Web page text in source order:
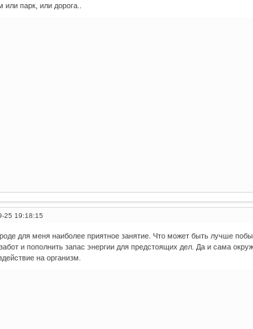
или парк, или дорога..
25 19:18:15
для меня наиболее приятное занятие. Что может быть лучше
и пополнить запас энергии для предстоящих дел. Да и сама
на организм.